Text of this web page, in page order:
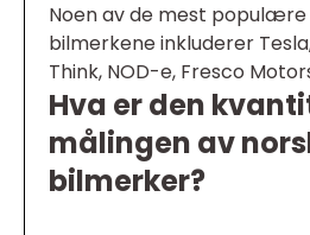
Noen av de mest
bilmerkene inkluderer
Think, NOD-e, Fresco
Hva er den
målingen av
bilmerker?